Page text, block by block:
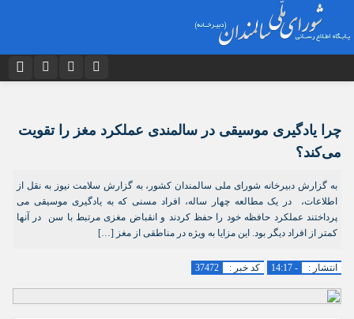
توییتر ایتا
آپارات رمز عبور
مرا به خاطر بسپار
چرا یادگیری موسیقی در سالمندی عملکرد مغز را تقویت
می‌کند؟
به گزارش دبیرخانه شورای ملی سالمندان کشور، به گزارش سلامت نیوز به نقل از
اطلاعات، در یک مطالعه چهار ساله، افراد مسنی که به یادگیری موسیقی می
پرداختند عملکرد حافظه خود را حفظ کردند و انقباض مغزی مرتبط با سن در آنها
کمتر از افراد دیگر بود. این مزایا به ویژه در مناطقی از مغز […]
انتشار : - 14:17 کد خبر : 37472
منتشر خواهد شد.
پیام هایی که حاوی تهمت یا افترا باشد منتشر نخواهد شد.